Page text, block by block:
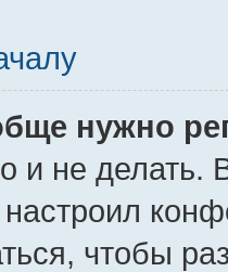
нужно
и не делать.
настроил
чтобы